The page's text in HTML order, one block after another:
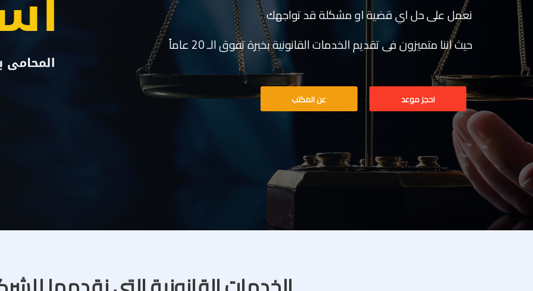
نعمل على حل اي قضية او مشكلة قد تواجهك
حيث اننا متميزون فى تقديم الخدمات القانونية بخبرة تفوق الـ 20 عاماً
احجز موعد عن المكتب